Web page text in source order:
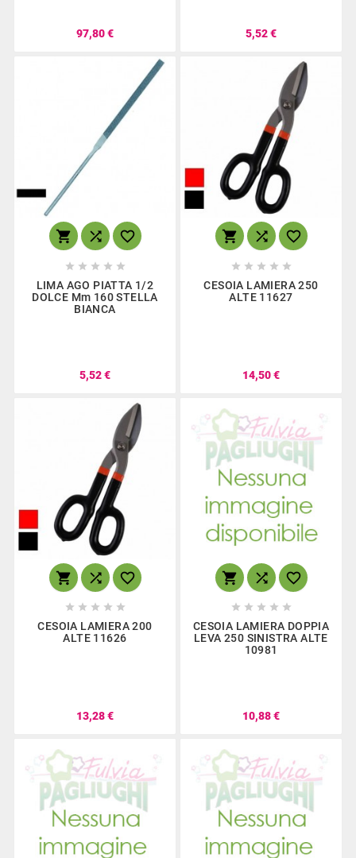
97,80 € 5,52 €
  
    
LIMA AGO PIATTA 1/2
DOLCE Mm 160 STELLA
BIANCA
5,52 €
  
    
CESOIA LAMIERA 250
ALTE 11627
14,50 €
  
    
CESOIA LAMIERA 200
ALTE 11626
13,28 €
  
    
CESOIA LAMIERA DOPPIA
LEVA 250 SINISTRA ALTE
10981
10,88 €